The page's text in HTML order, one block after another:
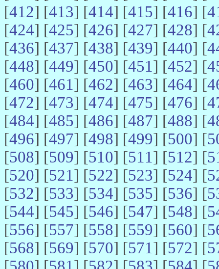
[412] [413] [414] [415] [416] [
[424] [425] [426] [427] [428] [
[436] [437] [438] [439] [440] [
[448] [449] [450] [451] [452] [
[460] [461] [462] [463] [464] [
[472] [473] [474] [475] [476] [
[484] [485] [486] [487] [488] [
[496] [497] [498] [499] [500] [
[508] [509] [510] [511] [512] [
[520] [521] [522] [523] [524] [
[532] [533] [534] [535] [536] [
[544] [545] [546] [547] [548] [
[556] [557] [558] [559] [560] [
[568] [569] [570] [571] [572] [